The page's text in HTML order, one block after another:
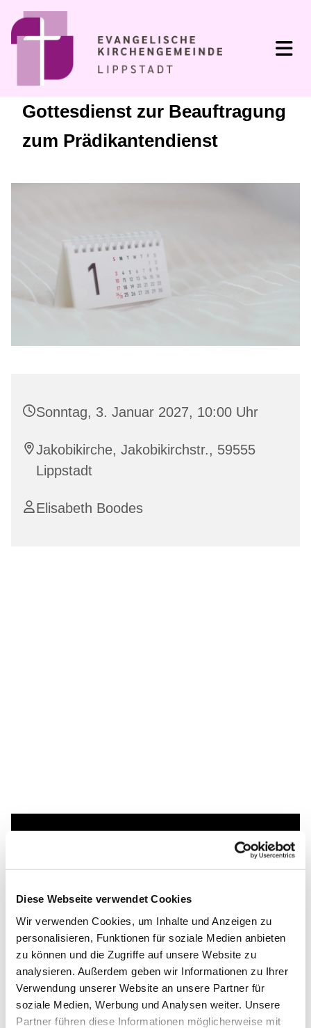
Diese Webseite verwendet Cookies
Wir verwenden Cookies, um Inhalte und Anzeigen zu
personalisieren, Funktionen für soziale Medien anbieten
zu können und die Zugriffe auf unsere Website zu
analysieren. Außerdem geben wir Informationen zu Ihrer
Verwendung unserer Website an unsere Partner für
soziale Medien, Werbung und Analysen weiter. Unsere
Partner führen diese Informationen möglicherweise mit
Gottesdienst zur Beauftragung
zum Prädikantendienst
Sonntag, 3. Januar 2027, 10:00 Uhr
Jakobikirche, Jakobikirchstr., 59555
Lippstadt
Elisabeth Boodes